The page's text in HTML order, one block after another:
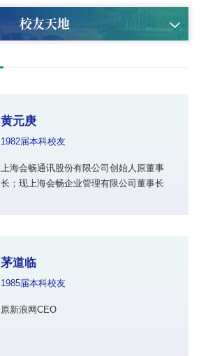
校友天地
黄元庚
1982届本科校友
上海会畅通讯股份有限公司创始人原董事
长；现上海会畅企业管理有限公司董事长
茅道临
1985届本科校友
原新浪网CEO